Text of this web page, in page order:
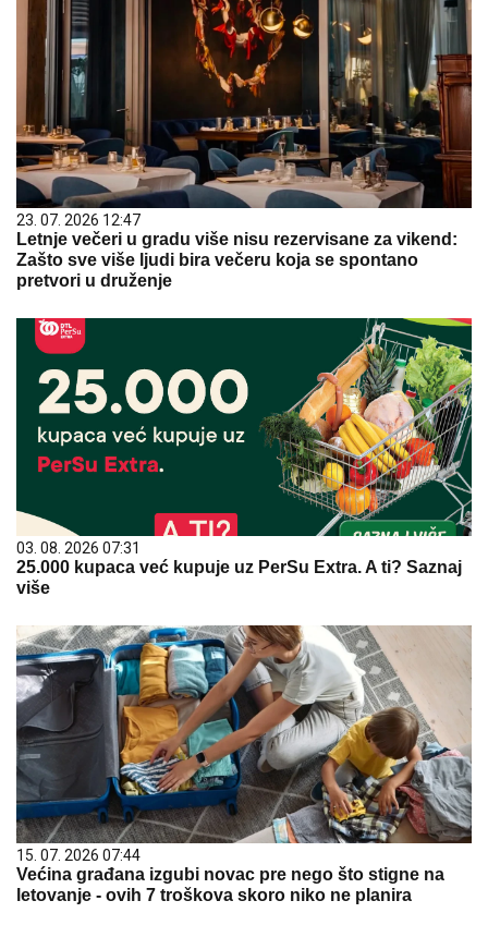
23. 07. 2026 12:47
Letnje večeri u gradu više nisu rezervisane za vikend:
Zašto sve više ljudi bira večeru koja se spontano
pretvori u druženje
03. 08. 2026 07:31
25.000 kupaca već kupuje uz PerSu Extra. A ti? Saznaj
više
15. 07. 2026 07:44
Većina građana izgubi novac pre nego što stigne na
letovanje - ovih 7 troškova skoro niko ne planira